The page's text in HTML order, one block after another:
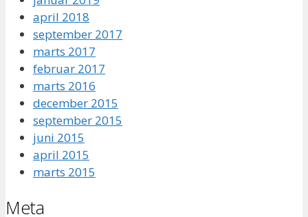
april 2018
september 2017
marts 2017
februar 2017
marts 2016
december 2015
september 2015
juni 2015
april 2015
marts 2015
Meta